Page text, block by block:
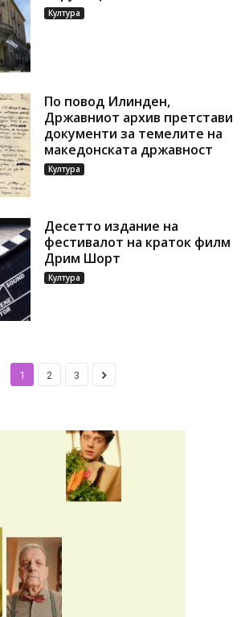
Култура
По повод Илинден,
Државниот архив претстави
документи за темелите на
македонската државност
Култура
Десетто издание на
фестивалот на краток филм
Дрим Шорт
Култура
1 2 3